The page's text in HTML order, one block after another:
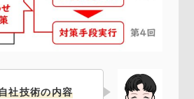
社技術の内容